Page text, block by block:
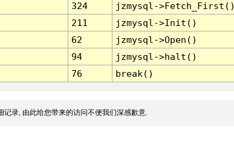
324
jzmysql-
211
jzmysql->Init()
62
jzmysql->Open()
94
jzmysql->halt()
76 break()
录, 由此给您带来的访问不便我们深感歉意.